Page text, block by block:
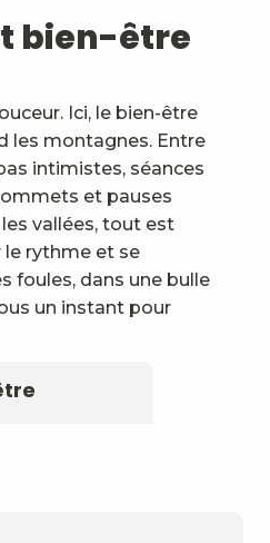
bien-être
Ici, le bien-être
les montagnes. Entre
intimistes, séances
et pauses
vallées, tout est
le rythme et se
foules, dans une bulle
un instant pour